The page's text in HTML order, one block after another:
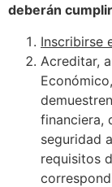
deberán
Inscribirse
Acreditar,
financiera,
seguridad
requisitos